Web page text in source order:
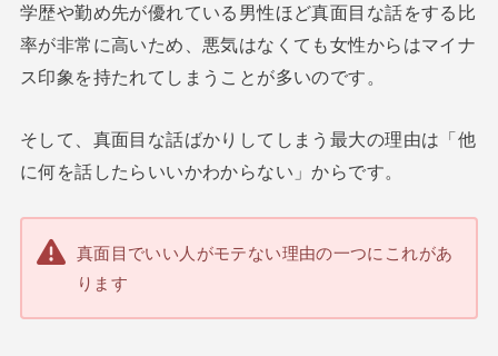
学歴や勤め先が優れている男性ほど真面目な話をする比
率が非常に高いため、悪気はなくても女性からはマイナ
ス印象を持たれてしまうことが多いのです。
そして、真面目な話ばかりしてしまう最大の理由は「他
に何を話したらいいかわからない」からです。
真面目でいい人がモテない理由の一つにこれがあ
ります